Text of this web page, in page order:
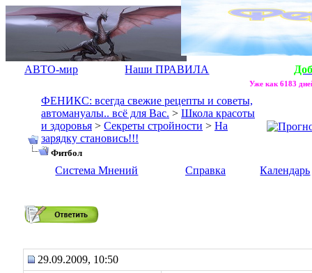
АВТО-мир Наши ПРАВИЛА
Уже как 6183
ФЕНИКС: всегда свежие рецепты и советы,
автомануалы.. всё для Вас. > Школа красоты
и здоровья > Секреты стройности > На
зарядку становись!!!
Фитбол
Система Мнений Справка Календарь
29.09.2009, 10:50